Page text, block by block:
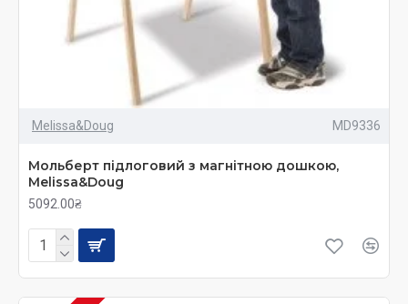
для малювання з доставкою по всій Україні будь-
яким зручним способом: кур'єром, Укрпоштою або
однією з транспортних компаній.
Melissa&Doug MD9336
Мольберт підлоговий з магнітною дошкою,
Melissa&Doug
5092.00₴